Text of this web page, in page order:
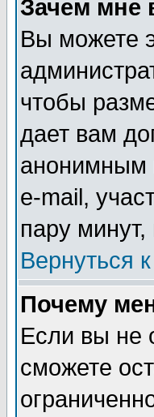
Зачем мне
Вы можете
чтобы
дает вам
анонимным
e-mail,
пару
Вернуться
Почему
Если вы не
сможете